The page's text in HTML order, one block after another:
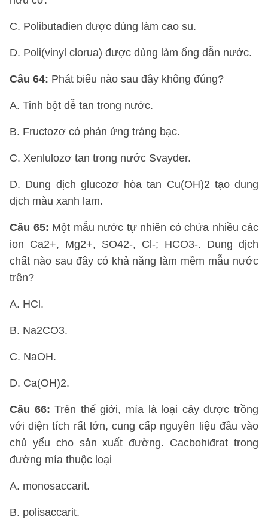
C. Polibutađien được dùng làm cao su.
D. Poli(vinyl clorua) được dùng làm ống dẫn nước.
Câu 64: Phát biểu nào sau đây không đúng?
A. Tinh bột dễ tan trong nước.
B. Fructozơ có phản ứng tráng bạc.
C. Xenlulozơ tan trong nước Svayder.
D. Dung dịch glucozơ hòa tan Cu(OH)2 tạo dung
dịch màu xanh lam.
Câu 65: Một mẫu nước tự nhiên có chứa nhiều các
ion Ca2+, Mg2+, SO42-, Cl-; HCO3-. Dung dịch
chất nào sau đây có khả năng làm mềm mẫu nước
trên?
A. HCl.
B. Na2CO3.
C. NaOH.
D. Ca(OH)2.
Câu 66: Trên thế giới, mía là loại cây được trồng
với diện tích rất lớn, cung cấp nguyên liệu đầu vào
chủ yếu cho sản xuất đường. Cacbohiđrat trong
đường mía thuộc loại
A. monosaccarit.
B. polisaccarit.